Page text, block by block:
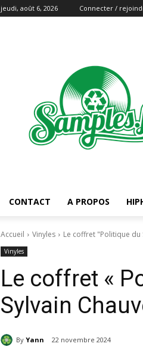
jeudi, août 6, 2026 Connecter /
CONTACT A PROPOS
Accueil Vinyles Le coffret "Politique du
Vinyles
Le coffret «
Sylvain
By Yann 22 novembre 2024